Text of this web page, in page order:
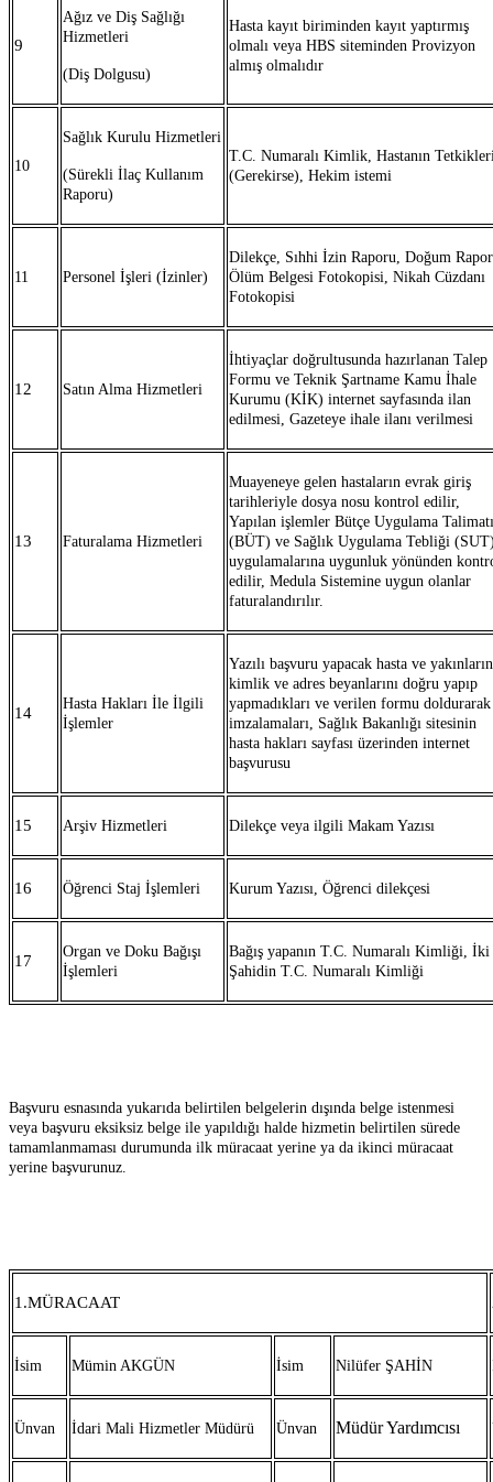
9
Ağız ve Diş Sağlığı
Hizmetleri
(Diş Dolgusu)
Hasta kayıt biriminden kayıt yaptırmış
olmalı veya HBS siteminden Provizyon
almış olmalıdır
10
Sağlık Kurulu Hizmetleri
(Sürekli İlaç Kullanım
Raporu)
T.C. Numaralı Kimlik, Hastanın
(Gerekirse), Hekim istemi
11 Personel İşleri (İzinler)
Dilekçe, Sıhhi İzin Raporu, Doğum
Ölüm Belgesi Fotokopisi, Nikah Cüzdanı
Fotokopisi
12 Satın Alma Hizmetleri
İhtiyaçlar doğrultusunda hazırlanan Talep
Formu ve Teknik Şartname Kamu İhale
Kurumu (KİK) internet sayfasında ilan
edilmesi, Gazeteye ihale ilanı verilmesi
13 Faturalama Hizmetleri
Muayeneye gelen hastaların evrak giriş
tarihleriyle dosya nosu kontrol edilir,
Yapılan işlemler Bütçe Uygulama
(BÜT) ve Sağlık Uygulama Tebliği
uygulamalarına uygunluk yönünden
edilir, Medula Sistemine uygun olanlar
faturalandırılır.
14
Hasta Hakları İle İlgili
İşlemler
Yazılı başvuru yapacak hasta ve
kimlik ve adres beyanlarını doğru yapıp
yapmadıkları ve verilen formu doldurarak
imzalamaları, Sağlık Bakanlığı sitesinin
hasta hakları sayfası üzerinden internet
başvurusu
15 Arşiv Hizmetleri Dilekçe veya ilgili Makam Yazısı
16 Öğrenci Staj İşlemleri Kurum Yazısı, Öğrenci dilekçesi
17
Organ ve Doku Bağışı
İşlemleri
Bağış yapanın T.C. Numaralı Kimliği, İki
Şahidin T.C. Numaralı Kimliği
Başvuru esnasında yukarıda belirtilen belgelerin dışında belge istenmesi
veya başvuru eksiksiz belge ile yapıldığı halde hizmetin belirtilen sürede
tamamlanmaması durumunda ilk müracaat yerine ya da ikinci müracaat
yerine başvurunuz.
1.MÜRACAAT
İsim Mümin AKGÜN İsim Nilüfer ŞAHİN
Ünvan İdari Mali Hizmetler Müdürü Ünvan Müdür Yardımcısı